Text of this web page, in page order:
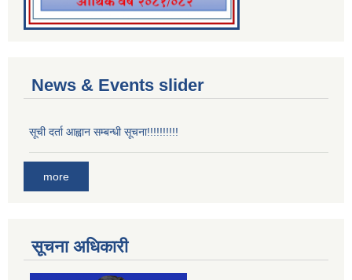
News & Events slider
सूची दर्ता आह्वान सम्बन्धी सूचना!!!!!!!!!!
more
सूचना अधिकारी